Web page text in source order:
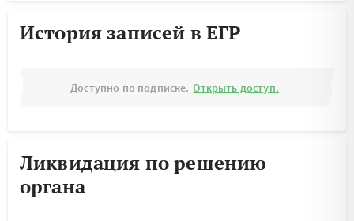
История записей в ЕГР
Доступно по подписке. Открыть доступ.
Ликвидация по решению
органа